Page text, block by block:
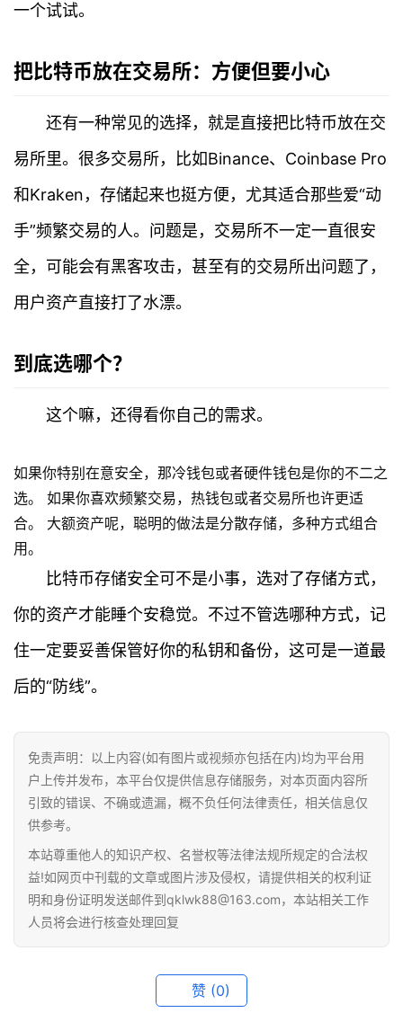
页
行
专
题
一个试试。
把比特币放在交易所：方便但要小心
还有一种常见的选择，就是直接把比特币放在交
易所里。很多交易所，比如Binance、Coinbase Pro
和Kraken，存储起来也挺方便，尤其适合那些爱“动
手”频繁交易的人。问题是，交易所不一定一直很安
全，可能会有黑客攻击，甚至有的交易所出问题了，
用户资产直接打了水漂。
到底选哪个？
这个嘛，还得看你自己的需求。
如果你特别在意安全，那冷钱包或者硬件钱包是你的不二之
选。 如果你喜欢频繁交易，热钱包或者交易所也许更适
合。 大额资产呢，聪明的做法是分散存储，多种方式组合
用。
比特币存储安全可不是小事，选对了存储方式，
你的资产才能睡个安稳觉。不过不管选哪种方式，记
住一定要妥善保管好你的私钥和备份，这可是一道最
后的“防线”。
免责声明：以上内容(如有图片或视频亦包括在内)均为平台用
户上传并发布，本平台仅提供信息存储服务，对本页面内容所
引致的错误、不确或遗漏，概不负任何法律责任，相关信息仅
供参考。
本站尊重他人的知识产权、名誉权等法律法规所规定的合法权
益!如网页中刊载的文章或图片涉及侵权，请提供相关的权利证
明和身份证明发送邮件到qklwk88@163.com，本站相关工作
人员将会进行核查处理回复
赞 (0)